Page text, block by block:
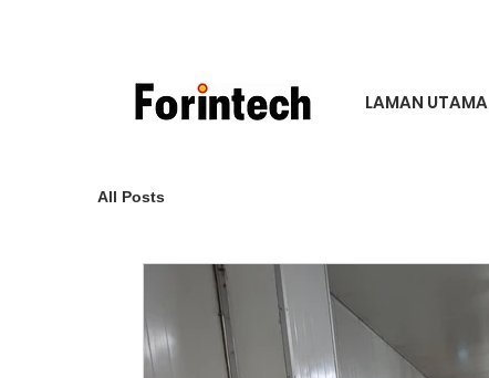
LAMAN UTAMA
All Posts